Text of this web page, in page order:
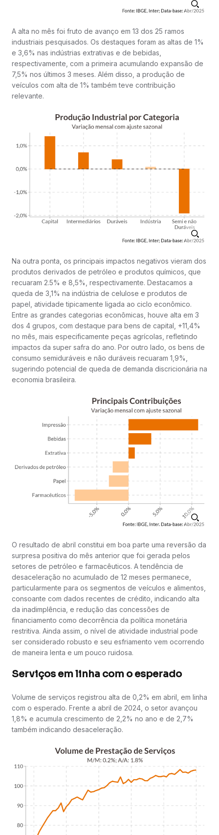
A alta no mês foi fruto de avanço em 13 dos 25 ramos
industriais pesquisados. Os destaques foram as altas de 1%
e 3,6% nas indústrias extrativas e de bebidas,
respectivamente, com a primeira acumulando expansão de
7,5% nos últimos 3 meses. Além disso, a produção de
veículos com alta de 1% também teve contribuição
relevante.
Na outra ponta, os principais impactos negativos vieram dos
produtos derivados de petróleo e produtos químicos, que
recuaram 2.5% e 8,5%, respectivamente. Destacamos a
queda de 3,1% na indústria de celulose e produtos de
papel, atividade tipicamente ligada ao ciclo econômico.
Entre as grandes categorias econômicas, houve alta em 3
dos 4 grupos, com destaque para bens de capital, +11,4%
no mês, mais especificamente peças agrícolas, refletindo
impactos da super safra do ano. Por outro lado, os bens de
consumo semiduráveis e não duráveis recuaram 1,9%,
sugerindo potencial de queda de demanda discricionária na
economia brasileira.
O resultado de abril constitui em boa parte uma reversão da
surpresa positiva do mês anterior que foi gerada pelos
setores de petróleo e farmacêuticos. A tendência de
desaceleração no acumulado de 12 meses permanece,
particularmente para os segmentos de veículos e alimentos,
consoante com dados recentes de crédito, indicando alta
da inadimplência, e redução das concessões de
financiamento como decorrência da política monetária
restritiva. Ainda assim, o nível de atividade industrial pode
ser considerado robusto e seu esfriamento vem ocorrendo
de maneira lenta e um pouco ruidosa.
Serviços em linha com o esperado
Volume de serviços registrou alta de 0,2% em abril, em linha
com o esperado. Frente a abril de 2024, o setor avançou
1,8% e acumula crescimento de 2,2% no ano e de 2,7%
também indicando desaceleração.